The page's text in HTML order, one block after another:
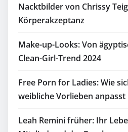
Nacktbilder von Chrissy
Körperakzeptanz
Make-up-Looks: Von
Clean-Girl-Trend 2024
Free Porn for Ladies: Wie
weibliche Vorlieben anpasst
Leah Remini früher: Ihr